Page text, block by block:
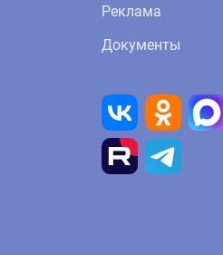
Реклама
Документы